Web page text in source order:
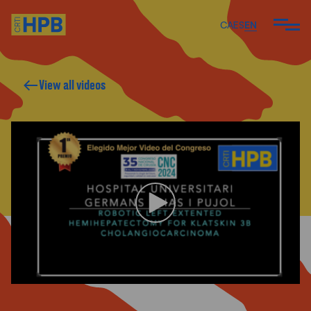
CAESEN
AND
View all videos